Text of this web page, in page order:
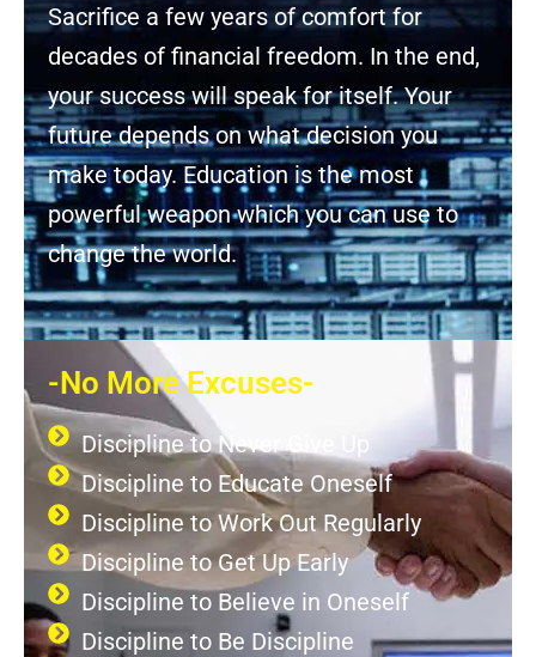
Sacrifice a few years of comfort for
decades of financial freedom. In the end,
your success will speak for itself. Your
future depends on what decision you
make today. Education is the most
powerful weapon which you can use to
change the world.
-No More Excuses-
Discipline to Never Give Up
Discipline to Educate Oneself
Discipline to Work Out Regularly
Discipline to Get Up Early
Discipline to Believe in Oneself
Discipline to Be Discipline